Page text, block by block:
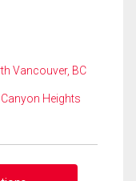
Vancouver, BC
Heights